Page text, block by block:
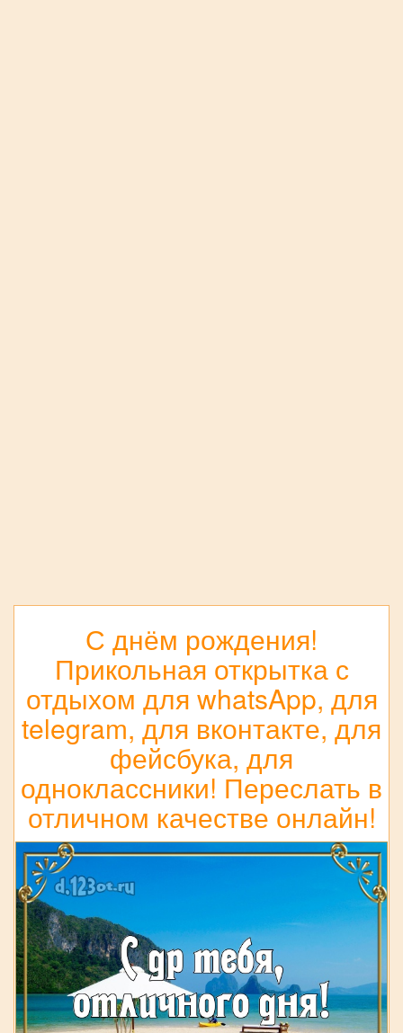
С днём рождения!
Прикольная открытка с
отдыхом для whatsApp, для
telegram, для вконтакте, для
фейсбука, для
одноклассники! Переслать в
отличном качестве онлайн!